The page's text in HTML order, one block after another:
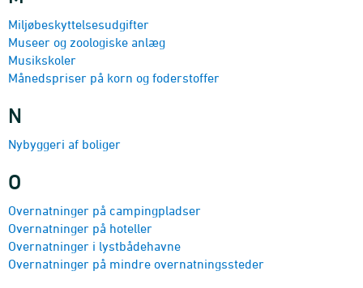
Miljø­beskyttel­sesudgifter
Museer og zoologiske anlæg
Musikskoler
Månedspriser på korn og foderstoffer
N
Nybyggeri af boliger
O
Overnat­ninger på camping­pladser
Overnat­ninger på hoteller
Overnat­ninger i lystbåde­havne
Overnat­ninger på mindre overnatningssteder